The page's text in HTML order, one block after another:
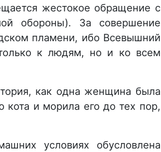
жестокое обращение с
обороны). За совершение
пламени, ибо Всевышний
к людям, но и ко всем
как одна женщина была
кота и морила его до тех пор,
условиях обусловлена